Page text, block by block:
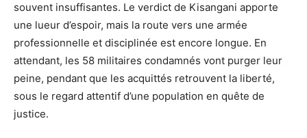
souvent insuffisantes. Le verdict de Kisangani apporte
une lueur d’espoir, mais la route vers une armée
professionnelle et disciplinée est encore longue. En
attendant, les 58 militaires condamnés vont purger leur
peine, pendant que les acquittés retrouvent la liberté,
sous le regard attentif d’une population en quête de
justice.